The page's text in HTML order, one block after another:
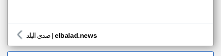
صدى البلد |elbalad.news